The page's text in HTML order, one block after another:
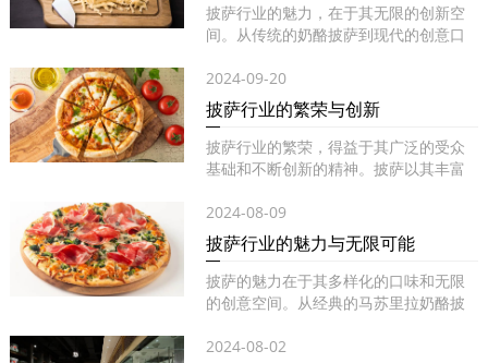
披萨行业的魅力，在于其无限的创新空
间。从传统的奶酪披萨到现代的创意口
2024-09-20
披萨行业的繁荣与创新
披萨行业的繁荣，得益于其广泛的受众
基础和不断创新的精神。披萨以其丰富
2024-08-09
披萨行业的魅力与无限可能
披萨的魅力在于其多样化的口味和无限
的创意空间。从经典的马苏里拉奶酪披
2024-08-02